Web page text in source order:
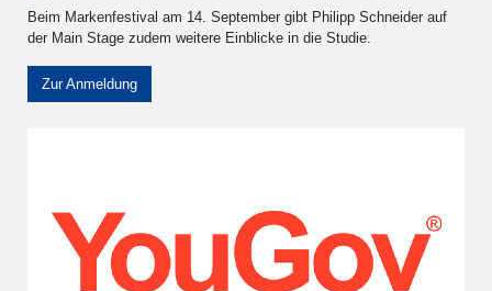
Beim Markenfestival am 14. September gibt Philipp Schneider auf
der Main Stage zudem weitere Einblicke in die Studie.
Zur Anmeldung